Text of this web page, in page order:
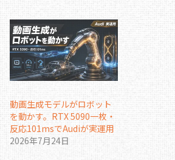
動画生成モデルがロボット
を動かす。RTX 5090一枚・
反応101msでAudiが実運用
2026年7月24日